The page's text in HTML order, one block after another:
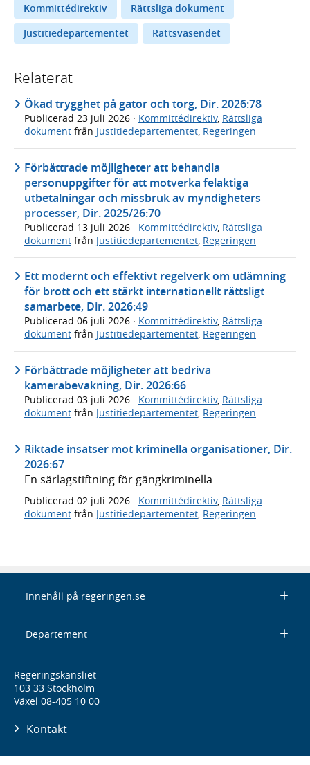
Kommittédirektiv
Rättsliga dokument
Justitiedepartementet
Rättsväsendet
Relaterat
Ökad trygghet på gator och torg, Dir. 2026:78
Publicerad 23 juli 2026 · Kommittédirektiv, Rättsliga
dokument från Justitiedepartementet, Regeringen
Förbättrade möjligheter att behandla
personuppgifter för att motverka felaktiga
utbetalningar och missbruk av myndigheters
processer, Dir. 2025/26:70
Publicerad 13 juli 2026 · Kommittédirektiv, Rättsliga
dokument från Justitiedepartementet Regeringen
Ett modernt och effektivt regelverk om utlämning
för brott och ett stärkt internationellt rättsligt
samarbete, Dir. 2026:49
Publicerad 06 juli 2026 · Kommittédirektiv, Rättsliga
dokument från Justitiedepartementet, Regeringen
Förbättrade möjligheter att bedriva
kamerabevakning, Dir. 2026:66
Publicerad 03 juli 2026 · Kommittédirektiv, Rättsliga
dokument från Justitiedepartementet, Regeringen
Riktade insatser mot kriminella organisationer, Dir.
2026:67
En särlagstiftning för gängkriminella
Publicerad 02 juli 2026 · Kommittédirektiv, Rättsliga
dokument från Justitiedepartementet Regeringen
Innehåll på regeringen.se
Departement
Regeringskansliet
103 33 Stockholm
Växel 08-405 10 00
Kontakt